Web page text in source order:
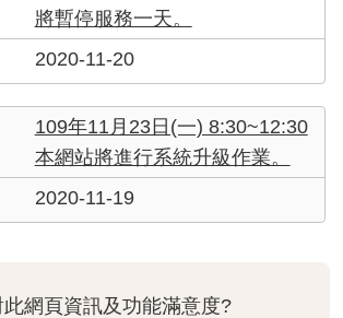
將暫停服務一天。
2020-11-20
109年11月23日(一) 8:30~12:30
本網站將進行系統升級作業。
2020-11-19
此網頁資訊及功能滿意度?